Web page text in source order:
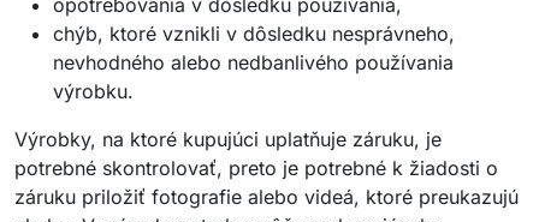
opotrebovania v dôsledku používania,
chýb, ktoré vznikli v dôsledku nesprávneho,
nevhodného alebo nedbanlivého používania
výrobku.
Výrobky, na ktoré kupujúci uplatňuje záruku, je
potrebné skontrolovať, preto je potrebné k žiadosti o
záruku priložiť fotografie alebo videá, ktoré preukazujú